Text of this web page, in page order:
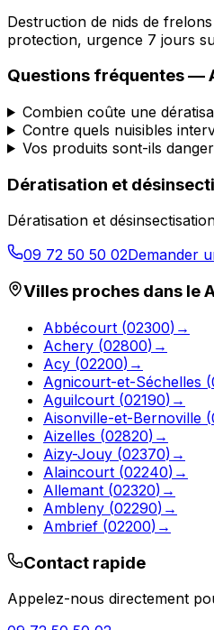
Destruction de nids de
protection, urgence 7 jours
Questions fréquentes —
Combien coûte une
Contre quels nuisibles
Vos produits sont-ils
Dératisation et
Dératisation et
09 72 50 50 02Demander
Villes proches dans le
Abbécourt (02300) →
Achery (02800) →
Acy (02200) →
Agnicourt-et-Séchelles (
Aguilcourt (02190) →
Aisonville-et-Bernoville (
Aizelles (02820) →
Aizy-Jouy (02370) →
Alaincourt (02240) →
Allemant (02320) →
Ambleny (02290) →
Ambrief (02200) →
Contact rapide
Appelez-nous directement